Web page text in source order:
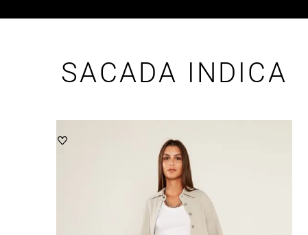
SACADA INDICA